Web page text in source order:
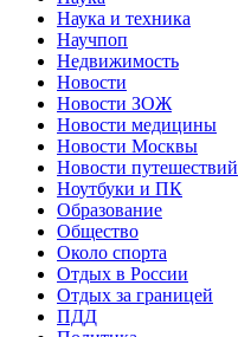
Наука и техника
Научпоп
Недвижимость
Новости
Новости ЗОЖ
Новости медицины
Новости Москвы
Новости путешествий
Ноутбуки и ПК
Образование
Общество
Около спорта
Отдых в России
Отдых за границей
ПДД